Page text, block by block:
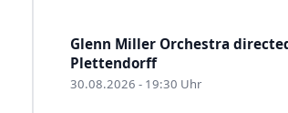
Glenn Miller Orchestra
Plettendorff
30.08.2026 - 19:30 Uhr